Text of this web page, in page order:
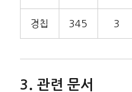
경칩 345 3
관련 문서